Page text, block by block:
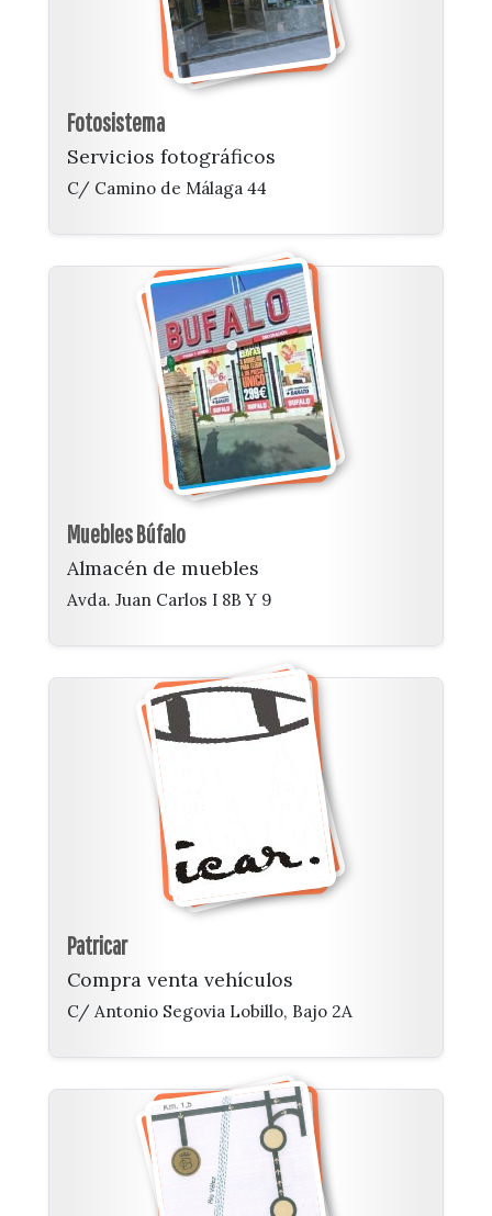
Fotosistema
Servicios fotográficos
C/ Camino de Málaga 44
Muebles Búfalo
Almacén de muebles
Avda. Juan Carlos I 8B Y 9
Patricar
Compra venta vehículos
C/ Antonio Segovia Lobillo, Bajo 2A